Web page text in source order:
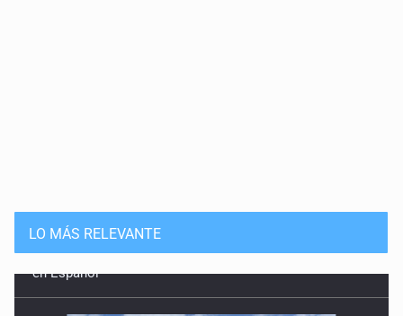
LO MÁS RELEVANTE